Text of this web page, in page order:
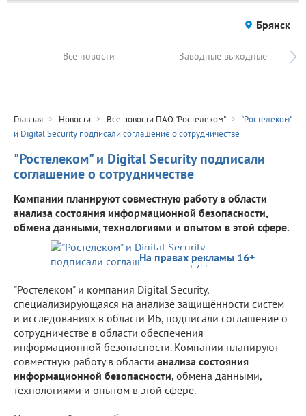
Брянск
Все новости Заводные выходные
Главная Новости Все новости ПАО "Ростелеком"
"Ростелеком"
и Digital Security подписали соглашение о сотрудничестве
"Ростелеком" и Digital Security подписали
соглашение о сотрудничестве
Компании планируют совместную работу в области
анализа состояния информационной безопасности,
обмена данными, технологиями и опытом в этой сфере.
На правах рекламы 16+
"Ростелеком" и компания Digital Security,
специализирующаяся на анализе защищённости систем
и исследованиях в области ИБ, подписали соглашение о
сотрудничестве в области обеспечения
информационной безопасности. Компании планируют
совместную работу в области анализа состояния
информационной безопасности, обмена данными,
технологиями и опытом в этой сфере.